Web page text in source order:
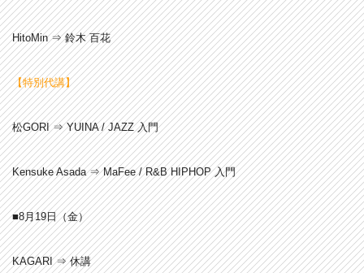
HitoMin ⇒ 鈴木 百花
【特別代講】
松GORI ⇒ YUINA / JAZZ 入門
Kensuke Asada ⇒ MaFee / R&B HIPHOP 入門
■8月19日（金）
KAGARI ⇒ 休講